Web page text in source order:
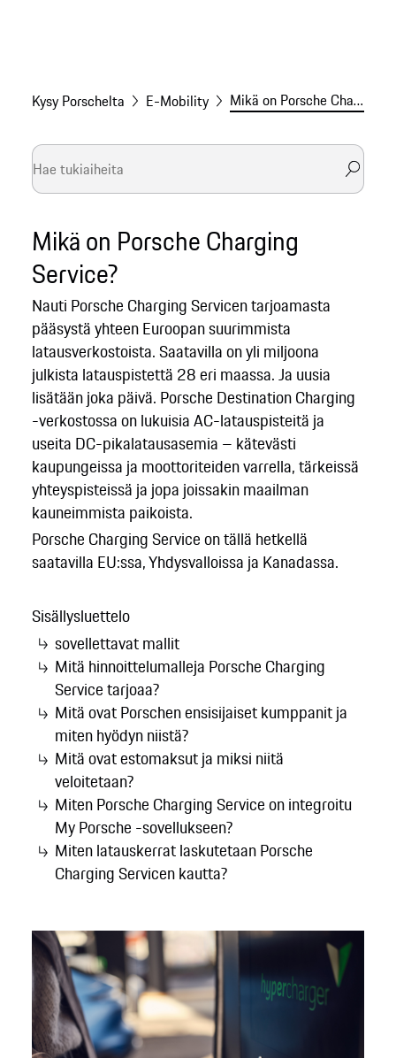
Kysy Porschelta E-Mobility Mikä on Porsche Charging Service?
Mikä on Porsche Charging
Service?
Nauti Porsche Charging Servicen tarjoamasta
pääsystä yhteen Euroopan suurimmista
latausverkostoista. Saatavilla on yli miljoona
julkista latauspistettä 28 eri maassa. Ja uusia
lisätään joka päivä. Porsche Destination Charging
-verkostossa on lukuisia AC-latauspisteitä ja
useita DC-pikalatausasemia – kätevästi
kaupungeissa ja moottoriteiden varrella, tärkeissä
yhteyspisteissä ja jopa joissakin maailman
kauneimmista paikoista.
Porsche Charging Service on tällä hetkellä
saatavilla EU:ssa, Yhdysvalloissa ja Kanadassa.
Sisällysluettelo
sovellettavat mallit
Mitä hinnoittelumalleja Porsche Charging
Service tarjoaa?
Mitä ovat Porschen ensisijaiset kumppanit ja
miten hyödyn niistä?
Mitä ovat estomaksut ja miksi niitä
veloitetaan?
Miten Porsche Charging Service on integroitu
My Porsche -sovellukseen?
Miten latauskerrat laskutetaan Porsche
Charging Servicen kautta?